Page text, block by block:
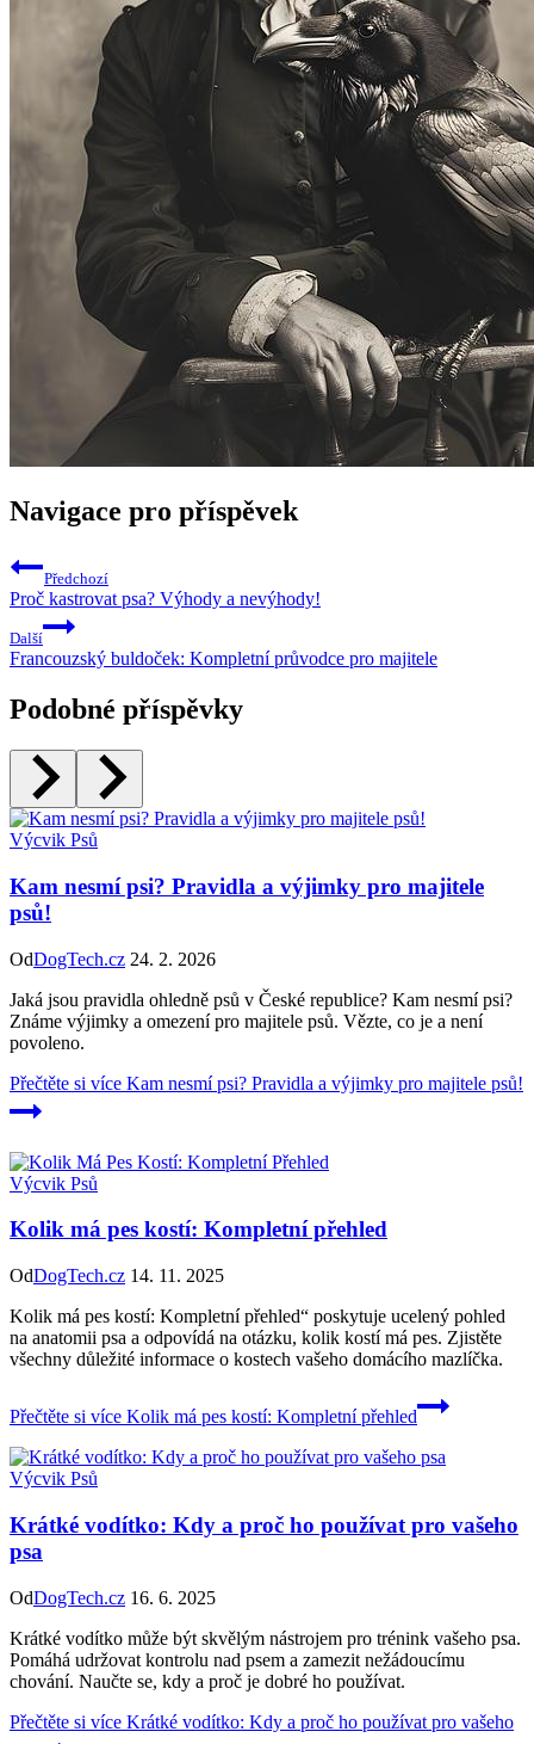
Navigace pro příspěvek
Předchozí
Proč kastrovat psa? Výhody a nevýhody!
Další
Francouzský buldoček: Kompletní průvodce pro majitele
Podobné příspěvky
Výcvik Psů
Kam nesmí psi? Pravidla a výjimky pro majitele
psů!
OdDogTech.cz 24. 2. 2026
Jaká jsou pravidla ohledně psů v České republice? Kam nesmí psi?
Známe výjimky a omezení pro majitele psů. Vězte, co je a není
povoleno.
Přečtěte si více Kam nesmí psi? Pravidla a výjimky pro majitele psů!
Výcvik Psů
Kolik má pes kostí: Kompletní přehled
OdDogTech.cz 14. 11. 2025
Kolik má pes kostí: Kompletní přehled“ poskytuje ucelený pohled
na anatomii psa a odpovídá na otázku, kolik kostí má pes. Zjistěte
všechny důležité informace o kostech vašeho domácího mazlíčka.
Přečtěte si více Kolik má pes kostí: Kompletní přehled
Výcvik Psů
Krátké vodítko: Kdy a proč ho používat pro vašeho
psa
OdDogTech.cz 16. 6. 2025
Krátké vodítko může být skvělým nástrojem pro trénink vašeho psa.
Pomáhá udržovat kontrolu nad psem a zamezit nežádoucímu
chování. Naučte se, kdy a proč je dobré ho používat.
Přečtěte si více Krátké vodítko: Kdy a proč ho používat pro vašeho